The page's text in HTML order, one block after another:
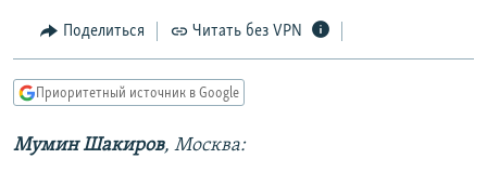
главной
навигации
Вернутся
поиску
КУЛЬТУРА
IDEL.РЕАЛИИ
КАВКАЗ.РЕАЛИИ
СЕВЕР.РЕАЛИИ
Поделиться Читать без VPN
Приоритетный источник в Google
Мумин Шакиров, Москва: